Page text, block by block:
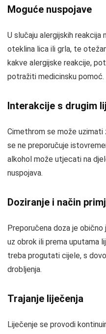
Moguće nuspojave
U slučaju alergijskih reakcija
oteklina lica ili grla, te
kakve alergijske reakcije,
potražiti medicinsku pomoć.
Interakcije s drugim
Cimethrom se može uzimati
se ne preporučuje
alkohol može utjecati na
nuspojava.
Doziranje i način
Preporučena doza je
uz obrok ili prema uputama
treba progutati cijele, s
drobljenja.
Trajanje liječenja
Liječenje se provodi